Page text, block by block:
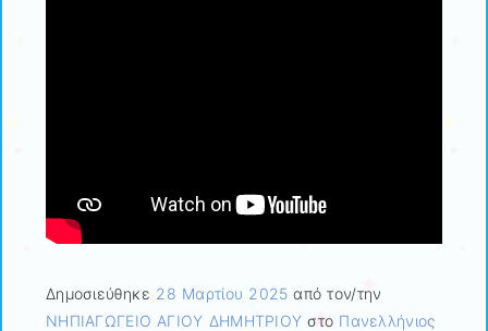
Δημοσιεύθηκε 28 Μαρτίου 2025 από τον/την
ΝΗΠΙΑΓΩΓΕΙΟ ΑΓΙΟΥ ΔΗΜΗΤΡΙΟΥ στο Πανελλήνιος